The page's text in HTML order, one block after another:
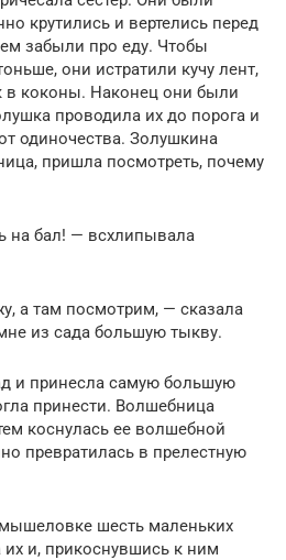
крутились и вертелись перед
забыли про еду. Чтобы
они истратили кучу лент,
в коконы. Наконец они были
проводила их до порога и
одиночества. Золушкина
пришла посмотреть, почему
на бал! — всхлипывала
а там посмотрим, — сказала
из сада большую тыкву.
и принесла самую большую
принести. Волшебница
коснулась ее волшебной
превратилась в прелестную
шесть маленьких
и, прикоснувшись к ним